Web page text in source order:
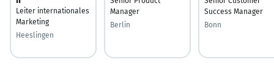
Leiter internationales
Marketing
Heeslingen
Manager
Berlin
Success Manager
Bonn